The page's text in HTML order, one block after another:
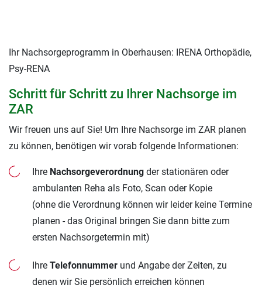
Ihr Nachsorgeprogramm in Oberhausen: IRENA Orthopädie,
Psy-RENA
Schritt für Schritt zu Ihrer Nachsorge im
ZAR
Wir freuen uns auf Sie! Um Ihre Nachsorge im ZAR planen
zu können, benötigen wir vorab folgende Informationen:
Ihre Nachsorgeverordnung der stationären oder
ambulanten Reha als Foto, Scan oder Kopie
(ohne die Verordnung können wir leider keine Termine
planen - das Original bringen Sie dann bitte zum
ersten Nachsorgetermin mit)
Ihre Telefonnummer und Angabe der Zeiten, zu
denen wir Sie persönlich erreichen können